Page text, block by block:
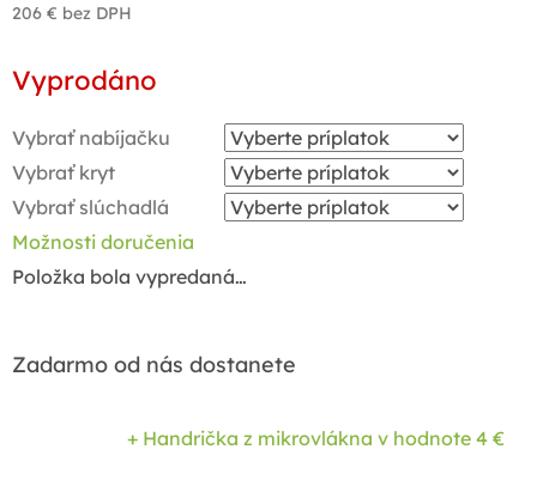
206 € bez DPH
cena:
Vyprodáno
Vybrať nabíjačku
Vybrať kryt
Vybrať slúchadlá
Možnosti doručenia
Položka bola vypredaná…
Zadarmo od nás dostanete
+ Handrička z mikrovlákna v hodnote 4 €